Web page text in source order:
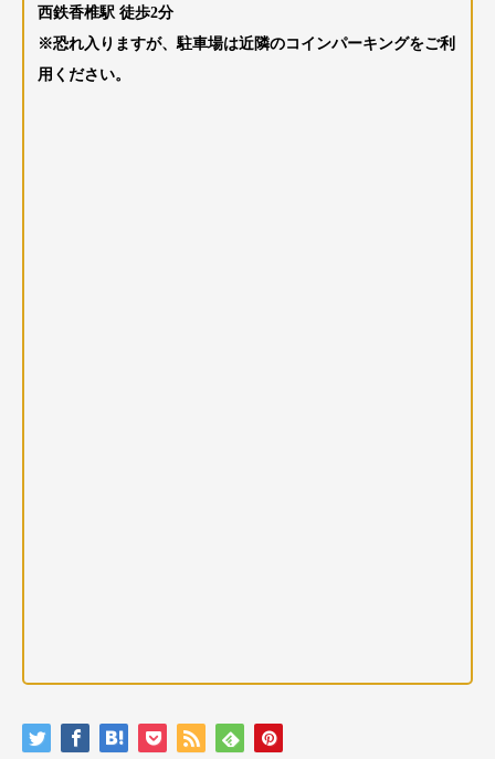
西鉄香椎駅 徒歩2分
※恐れ入りますが、駐車場は近隣のコインパーキングをご利
用ください。